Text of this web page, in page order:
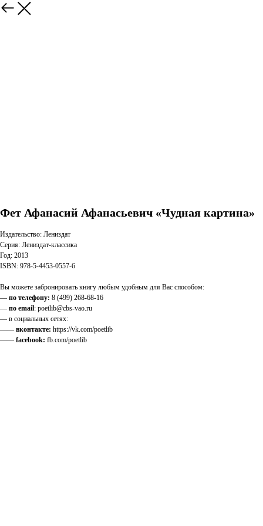
Фет Афанасий Афанасьевич «Чудная картина»
Издательство: Лениздат
Серия: Лениздат-классика
Год: 2013
ISBN: 978-5-4453-0557-6
Вы можете забронировать книгу любым удобным для Вас способом:
— по телефону: 8 (499) 268-68-16
— по email: poetlib@cbs-vao.ru
— в социальных сетях:
—— вконтакте: https://vk.com/poetlib
—— facebook: fb.com/poetlib